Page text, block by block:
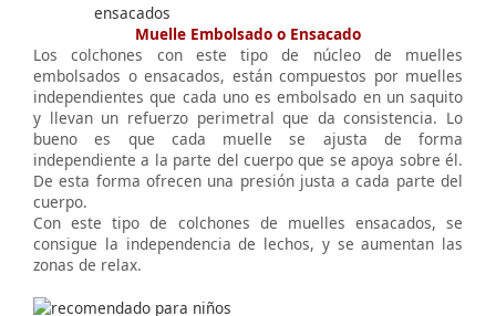
Muelle Embolsado o Ensacado
Los colchones con este tipo de núcleo de muelles
embolsados o ensacados, están compuestos por muelles
independientes que cada uno es embolsado en un saquito
y llevan un refuerzo perimetral que da consistencia. Lo
bueno es que cada muelle se ajusta de forma
independiente a la parte del cuerpo que se apoya sobre él.
De esta forma ofrecen una presión justa a cada parte del
cuerpo.
Con este tipo de colchones de muelles ensacados, se
consigue la independencia de lechos, y se aumentan las
zonas de relax.